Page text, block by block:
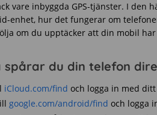
vare inbyggda GPS-tjänster. I den
enhet, hur det fungerar om
om du upptäcker att din mobil
spårar du din telefon
iCloud.com/find och logga in med
google.com/android/find och logga